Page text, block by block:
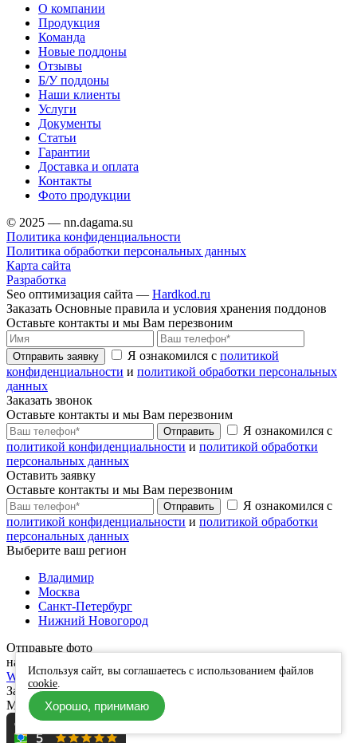
О компании
Продукция
Команда
Новые поддоны
Отзывы
Б/У поддоны
Наши клиенты
Услуги
Документы
Статьи
Гарантии
Доставка и оплата
Контакты
Фото продукции
© 2025 — nn.dagama.su
Политика конфиденциальности
Политика обработки персональных данных
Карта сайта
Разработка
Seo оптимизация сайта — Hardkod.ru
Заказать Основные правила и условия хранения поддонов
Оставьте контакты и мы Вам перезвоним
Отправить заявку Я ознакомился с политикой
конфиденциальности и политикой обработки персональных
данных
Заказать звонок
Оставьте контакты и мы Вам перезвоним
Отправить
Я ознакомился с
политикой конфиденциальности и политикой обработки
персональных данных
Оставить заявку
Оставьте контакты и мы Вам перезвоним
Отправить
Я ознакомился с
политикой конфиденциальности и политикой обработки
персональных данных
Выберите ваш регион
Владимир
Москва
Санкт-Петербург
Нижний Новогород
Отправьте фото
нам на оценку в любом мессенджере
WhatsApp Telegram Viber
Заявка успешно отправлена.
Мы скоро свяжемся с Вами
Используя сайт, вы соглашаетесь с использованием файлов
cookie.
Хорошо, принимаю